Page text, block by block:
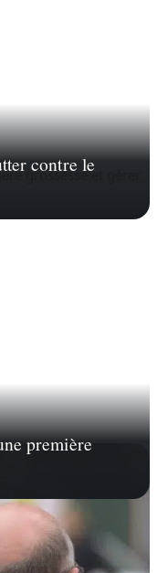
contre le
première